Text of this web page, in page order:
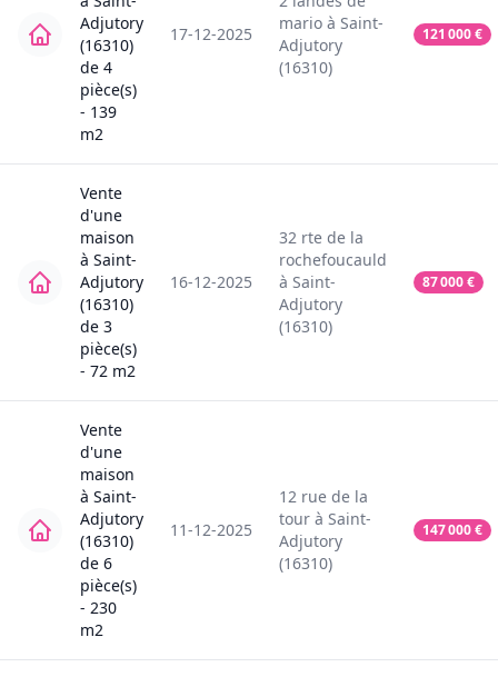
Adjutory
(16310)
de 4
pièce(s)
- 139
m2
17-12-2025
mario à Saint-
Adjutory
(16310)
121 000€
Vente
d'une
maison
à Saint-
Adjutory
(16310)
de 3
pièce(s)
- 72 m2
16-12-2025
32 rte de la
rochefoucauld
à Saint-
Adjutory
(16310)
87 000€
Vente
d'une
maison
à Saint-
Adjutory
(16310)
de 6
pièce(s)
- 230
m2
11-12-2025
12 rue de la
tour à Saint-
Adjutory
(16310)
147 000€